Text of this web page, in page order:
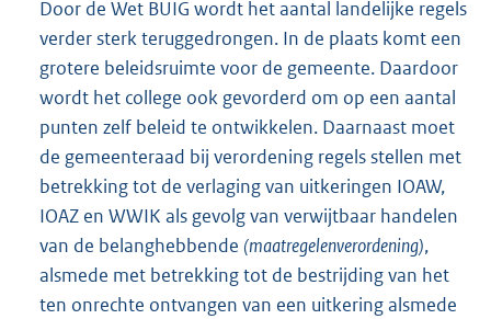
Door de Wet BUIG wordt het aantal landelijke regels
verder sterk teruggedrongen. In de plaats komt een
grotere beleidsruimte voor de gemeente. Daardoor
wordt het college ook gevorderd om op een aantal
punten zelf beleid te ontwikkelen. Daarnaast moet
de gemeenteraad bij verordening regels stellen met
betrekking tot de verlaging van uitkeringen IOAW,
IOAZ en WWIK als gevolg van verwijtbaar handelen
van de belanghebbende (maatregelenverordening),
alsmede met betrekking tot de bestrijding van het
ten onrechte ontvangen van een uitkering alsmede